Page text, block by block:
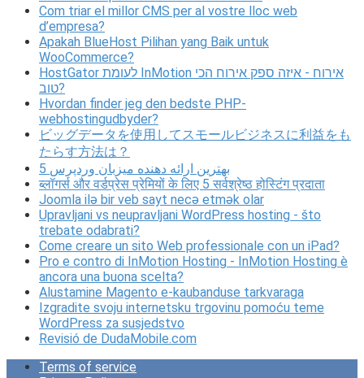
Com triar el millor CMS per al vostre lloc web
d’empresa?
Apakah BlueHost Pilihan yang Baik untuk
WooCommerce?
HostGator לעומת InMotion אירוח - איזה ספק אירוח הכי
טוב?
Hvordan finder jeg den bedste PHP-
webhostingudbyder?
ビッグデータを使用してスモールビジネスに利益をも
たらす方法は？
5 بهترین ارائه دهنده میزبان وردپرس
ब्लॉगर्स और वर्डप्रेस प्रेमियों के लिए 5 सर्वश्रेष्ठ होस्टिंग प्रदाता
Joomla ilə bir veb sayt necə etmək olar
Upravljani vs neupravljani WordPress hosting - što
trebate odabrati?
Come creare un sito Web professionale con un iPad?
Pro e contro di InMotion Hosting - InMotion Hosting è
ancora una buona scelta?
Alustamine Magento e-kaubanduse tarkvaraga
Izgradite svoju internetsku trgovinu pomoću teme
WordPress za susjedstvo
Revisió de DudaMobile.com
Terms of service